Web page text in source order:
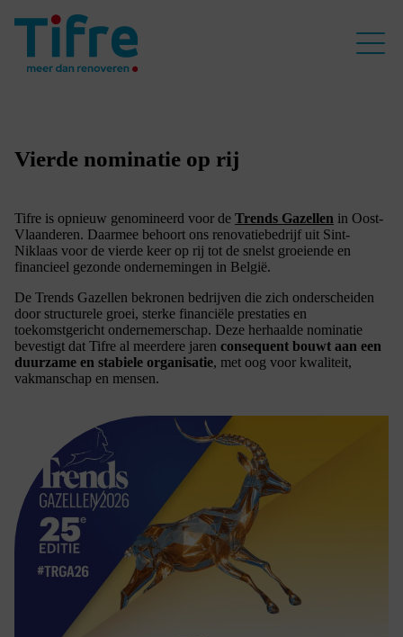
Vierde nominatie op rij
Tifre is opnieuw genomineerd voor de Trends Gazellen in Oost-
Vlaanderen. Daarmee behoort ons renovatiebedrijf uit Sint-
Niklaas voor de vierde keer op rij tot de snelst groeiende en
financieel gezonde ondernemingen in België.
De Trends Gazellen bekronen bedrijven die zich onderscheiden
door structurele groei, sterke financiële prestaties en
toekomstgericht ondernemerschap. Deze herhaalde nominatie
bevestigt dat Tifre al meerdere jaren consequent bouwt aan een
duurzame en stabiele organisatie, met oog voor kwaliteit,
vakmanschap en mensen.